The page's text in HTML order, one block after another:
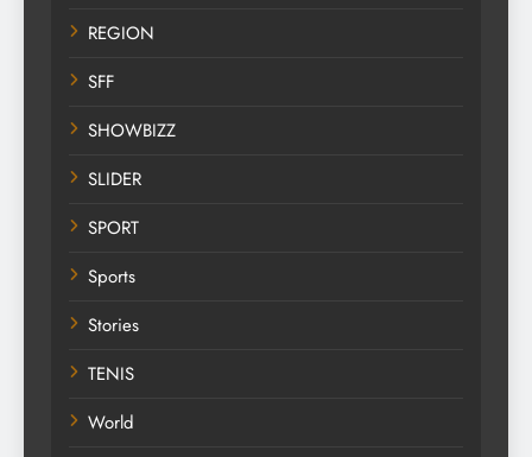
REGION
SFF
SHOWBIZZ
SLIDER
SPORT
Sports
Stories
TENIS
World